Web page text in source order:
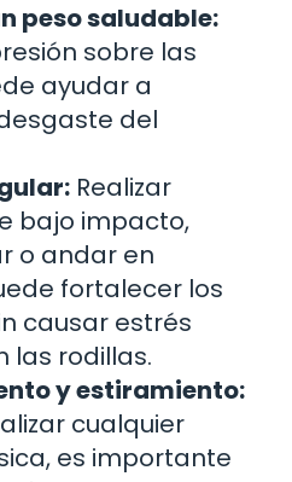
peso saludable:
sobre las
ayudar a
del
Realizar
bajo impacto,
o andar en
fortalecer los
causar estrés
las rodillas.
y estiramiento:
cualquier
es importante